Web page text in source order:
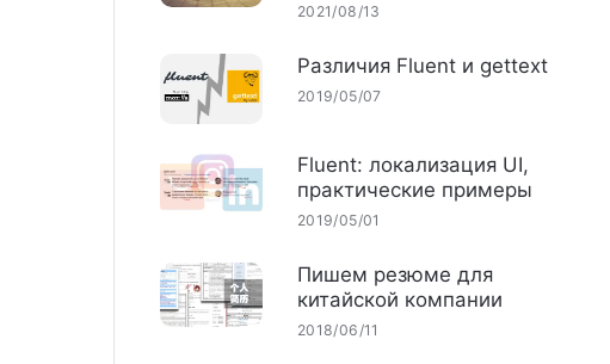
2021/08/13
Различия Fluent и gettext
2019/05/07
Fluent: локализация UI,
практические примеры
2019/05/01
Пишем резюме для
китайской компании
2018/06/11